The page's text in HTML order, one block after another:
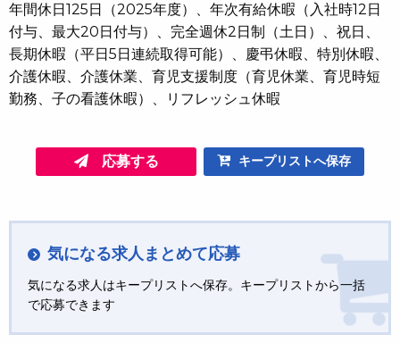
年間休日125日（2025年度）、年次有給休暇（入社時12日
付与、最大20日付与）、完全週休2日制（土日）、祝日、
長期休暇（平日5日連続取得可能）、慶弔休暇、特別休暇、
介護休暇、介護休業、育児支援制度（育児休業、育児時短
勤務、子の看護休暇）、リフレッシュ休暇
応募する キープリストへ保存
気になる求人まとめて応募
気になる求人はキープリストへ保存。キープリストから一括
で応募できます